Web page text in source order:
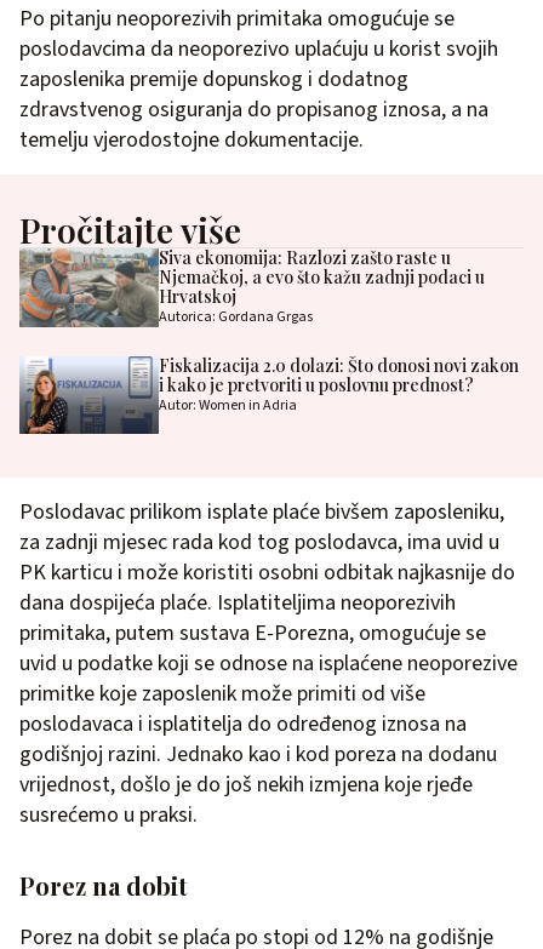
Po pitanju neoporezivih primitaka omogućuje se
poslodavcima da neoporezivo uplaćuju u korist svojih
zaposlenika premije dopunskog i dodatnog
zdravstvenog osiguranja do propisanog iznosa, a na
temelju vjerodostojne dokumentacije.
Pročitajte više
Siva ekonomija: Razlozi zašto raste u
Njemačkoj, a evo što kažu zadnji podaci u
Hrvatskoj
Autorica: Gordana Grgas
Fiskalizacija 2.0 dolazi: Što donosi novi zakon
i kako je pretvoriti u poslovnu prednost?
Autor: Women in Adria
Poslodavac prilikom isplate plaće bivšem zaposleniku,
za zadnji mjesec rada kod tog poslodavca, ima uvid u
PK karticu i može koristiti osobni odbitak najkasnije do
dana dospijeća plaće. Isplatiteljima neoporezivih
primitaka, putem sustava E-Porezna, omogućuje se
uvid u podatke koji se odnose na isplaćene neoporezive
primitke koje zaposlenik može primiti od više
poslodavaca i isplatitelja do određenog iznosa na
godišnjoj razini. Jednako kao i kod poreza na dodanu
vrijednost, došlo je do još nekih izmjena koje rjeđe
susrećemo u praksi.
Porez na dobit
Porez na dobit se plaća po stopi od 12% na godišnje